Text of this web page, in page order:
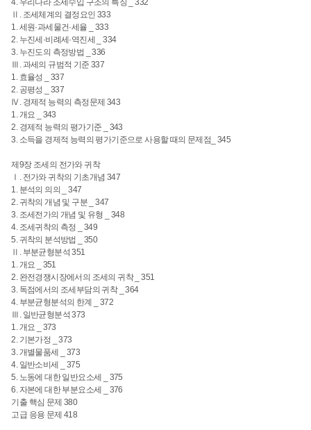
Ⅱ. 조세체계의 결정요인 333
1. 세원·과세물건·세율 _ 333
2. 누진세·비례세·역진세 _ 334
3. 누진도의 측정방법 _ 336
Ⅲ. 과세의 규범적 기준 337
1. 효율성 _ 337
2. 공평성 _ 337
Ⅳ. 경제적 능력의 측정문제 343
1. 개요 _ 343
2. 경제적 능력의 평가기준 _ 343
3. 소득을 경제적 능력의 평가기준으로 사용할 때의 문제점_ 345
제9장 조세의 전가와 귀착
Ⅰ. 전가와 귀착의 기초개념 347
1. 분석의 의의 _ 347
2. 귀착의 개념 및 구분 _ 347
3. 조세전가의 개념 및 유형 _ 348
4. 조세귀착의 측정 _ 349
5. 귀착의 분석방법 _ 350
Ⅱ. 부분균형분석 351
1. 개요 _ 351
2. 완전경쟁시장에서의 조세의 귀착 _ 351
3. 독점에서의 조세부담의 귀착 _ 364
4. 부분균형분석의 한계 _ 372
Ⅲ. 일반균형분석 373
1. 개요 _ 373
2. 기본가정 _ 373
3. 개별물품세 _ 373
4. 일반소비세 _ 375
5. 노동에 대한 일반요소세 _ 375
6. 자본에 대한 부분요소세 _ 376
기출 핵심 문제 380
고급 응용 문제 418